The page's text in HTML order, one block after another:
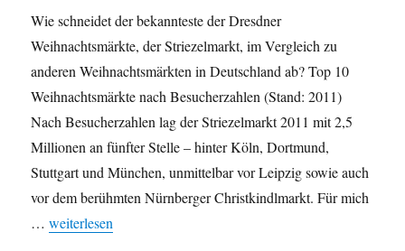
Wie schneidet der bekannteste der Dresdner
Weihnachtsmärkte, der Striezelmarkt, im Vergleich zu
anderen Weihnachtsmärkten in Deutschland ab? Top 10
Weihnachtsmärkte nach Besucherzahlen (Stand: 2011)
Nach Besucherzahlen lag der Striezelmarkt 2011 mit 2,5
Millionen an fünfter Stelle – hinter Köln, Dortmund,
Stuttgart und München, unmittelbar vor Leipzig sowie auch
vor dem berühmten Nürnberger Christkindlmarkt. Für mich
…„Striezelmarkt im Vergleich: Beliebteste Weihnachtsmärkte
weiterlesen